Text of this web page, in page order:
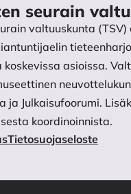
seurain
valtuuskunta
asioissa.
ja Julkaisufoorumi.
koordinoinnista.
Tietosuojaseloste